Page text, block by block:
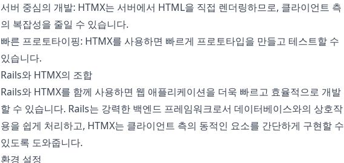
서버 중심의 개발: HTMX는 서버에서 HTML을 직접 렌더링하므로, 클라이언트 측
의 복잡성을 줄일 수 있습니다.
빠른 프로토타이핑: HTMX를 사용하면 빠르게 프로토타입을 만들고 테스트할 수
있습니다.
Rails와 HTMX의 조합
Rails와 HTMX를 함께 사용하면 웹 애플리케이션을 더욱 빠르고 효율적으로 개발
할 수 있습니다. Rails는 강력한 백엔드 프레임워크로서 데이터베이스와의 상호작
용을 쉽게 처리하고, HTMX는 클라이언트 측의 동적인 요소를 간단하게 구현할 수
있도록 도와줍니다.
환경 설정